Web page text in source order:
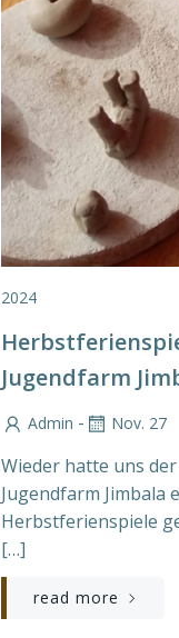
2024
Jugendfarm
Admin - Nov. 27
Wieder hatte uns
Jugendfarm Jimbala
Herbstferienspiele
[…]
read more